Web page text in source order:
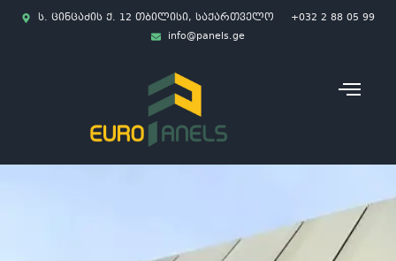
ს. ცინცაძის ქ. 12 თბილისი, საქართველო
+032 2 88 05 99
info@panels.ge